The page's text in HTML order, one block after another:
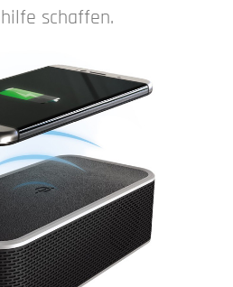
schaffen.